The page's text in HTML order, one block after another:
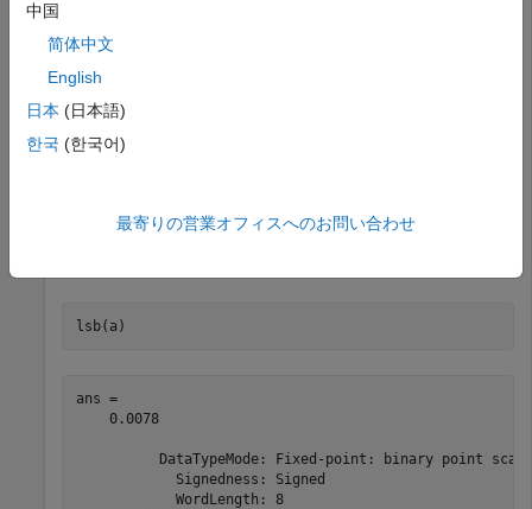
[]
DataTypeMode: Fixed-point: binary point
lsb(a)
ans =
    0.0078
DataTypeMode: Fixed-point: binary point
            Signedness: Signed
            WordLength: 8
中国
简体中文
English
日本 (日本語)
한국 (한국어)
最寄りの営業オフィスへのお問い合わせ